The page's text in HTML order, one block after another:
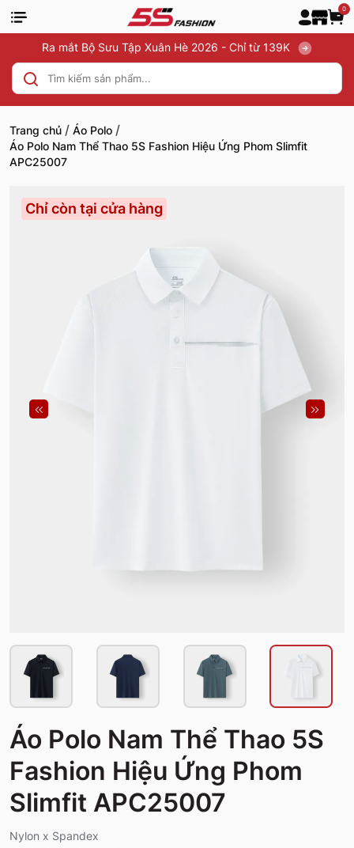
0
Ra mắt Bộ Sưu Tập Xuân Hè 2026 - Chỉ từ 139K
Trang chủ / Áo Polo /
Áo Polo Nam Thể Thao 5S Fashion Hiệu Ứng Phom Slimfit
APC25007
Chỉ còn tại cửa hàng
Áo Polo Nam Thể Thao 5S
Fashion Hiệu Ứng Phom
Slimfit APC25007
Nylon x Spandex